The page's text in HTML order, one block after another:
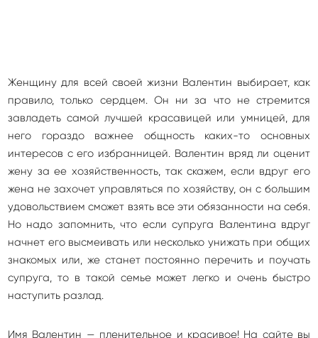
Женщину для всей своей жизни Валентин выбирает, как
правило, только сердцем. Он ни за что не стремится
завладеть самой лучшей красавицей или умницей, для
него гораздо важнее общность каких-то основных
интересов с его избранницей. Валентин вряд ли оценит
жену за ее хозяйственность, так скажем, если вдруг его
жена не захочет управляться по хозяйству, он с большим
удовольствием сможет взять все эти обязанности на себя.
Но надо запомнить, что если супруга Валентина вдруг
начнет его высмеивать или несколько унижать при общих
знакомых или, же станет постоянно перечить и поучать
супруга, то в такой семье может легко и очень быстро
наступить разлад.
Имя Валентин — пленительное и красивое! На сайте вы